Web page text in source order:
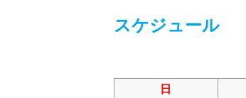
スケジュール
日